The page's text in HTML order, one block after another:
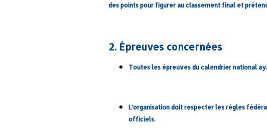
des points pour figurer au classement final et
2. Épreuves concernées
Toutes les épreuves du calendrier national
L’organisation doit respecter les règles
officiels.